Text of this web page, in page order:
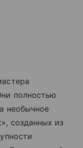
полностью
необычное
созданных из